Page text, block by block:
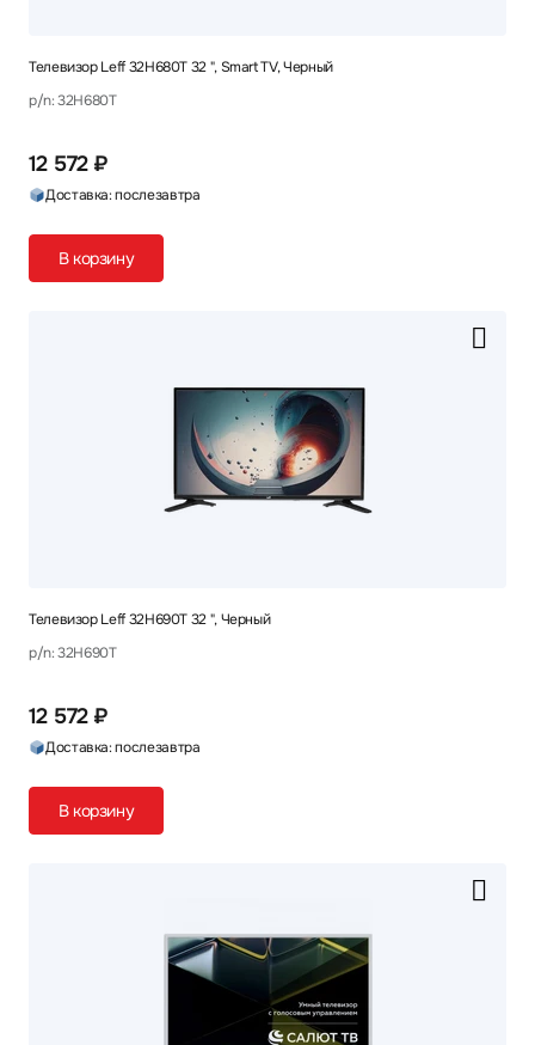
Телевизор Leff 32H680T 32 ", Smart TV, Черный
p/n: 32H680T
12 572 ₽
Доставка: послезавтра
В корзину
Телевизор Leff 32H690T 32 ", Черный
p/n: 32H690T
12 572 ₽
Доставка: послезавтра
В корзину